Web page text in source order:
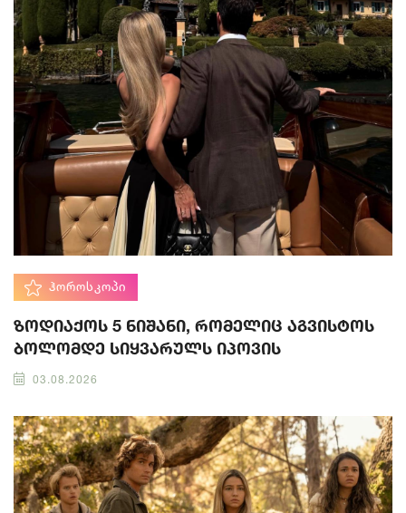
ᲰᲝᲠᲝᲡᲙᲝᲞᲘ
ზოდიაქოს 5 ნიშანი, რომელიც აგვისტოს
ბოლომდე სიყვარულს იპოვის
03.08.2026